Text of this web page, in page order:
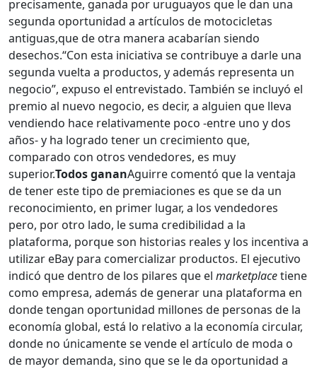
precisamente, ganada por uruguayos que le dan una
segunda oportunidad a artículos de motocicletas
antiguas,que de otra manera acabarían siendo
desechos.“Con esta iniciativa se contribuye a darle una
segunda vuelta a productos, y además representa un
negocio”, expuso el entrevistado. También se incluyó el
premio al nuevo negocio, es decir, a alguien que lleva
vendiendo hace relativamente poco -entre uno y dos
años- y ha logrado tener un crecimiento que,
comparado con otros vendedores, es muy
superior.Todos gananAguirre comentó que la ventaja
de tener este tipo de premiaciones es que se da un
reconocimiento, en primer lugar, a los vendedores
pero, por otro lado, le suma credibilidad a la
plataforma, porque son historias reales y los incentiva a
utilizar eBay para comercializar productos. El ejecutivo
indicó que dentro de los pilares que el marketplacetiene
como empresa, además de generar una plataforma en
donde tengan oportunidad millones de personas de la
economía global, está lo relativo a la economía circular,
donde no únicamente se vende el artículo de moda o
de mayor demanda, sino que se le da oportunidad a